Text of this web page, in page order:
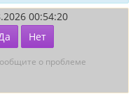
00:54:20
Нет
о проблеме